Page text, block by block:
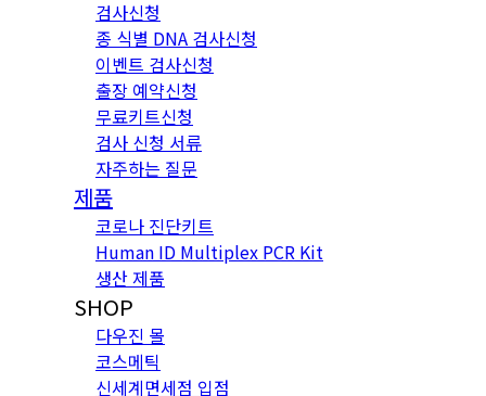
검사신청
종 식별 DNA 검사신청
이벤트 검사신청
출장 예약신청
무료키트신청
검사 신청 서류
자주하는 질문
제품
코로나 진단키트
Human ID Multiplex PCR Kit
생산 제품
SHOP
다우진 몰
코스메틱
신세계면세점 입점